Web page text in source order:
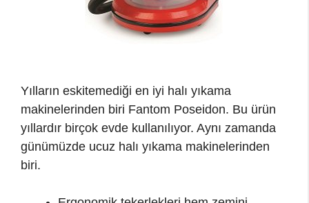
Yılların eskitemediği en iyi halı yıkama
makinelerinden biri Fantom Poseidon. Bu ürün
yıllardır birçok evde kullanılıyor. Aynı zamanda
günümüzde ucuz halı yıkama makinelerinden
biri.